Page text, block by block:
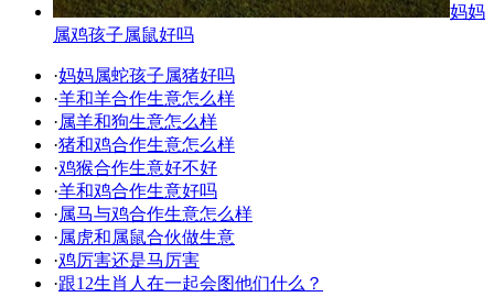
妈妈
属鸡孩子属鼠好吗
·妈妈属蛇孩子属猪好吗
·羊和羊合作生意怎么样
·属羊和狗生意怎么样
·猪和鸡合作生意怎么样
·鸡猴合作生意好不好
·羊和鸡合作生意好吗
·属马与鸡合作生意怎么样
·属虎和属鼠合伙做生意
·鸡厉害还是马厉害
·跟12生肖人在一起会图他们什么？